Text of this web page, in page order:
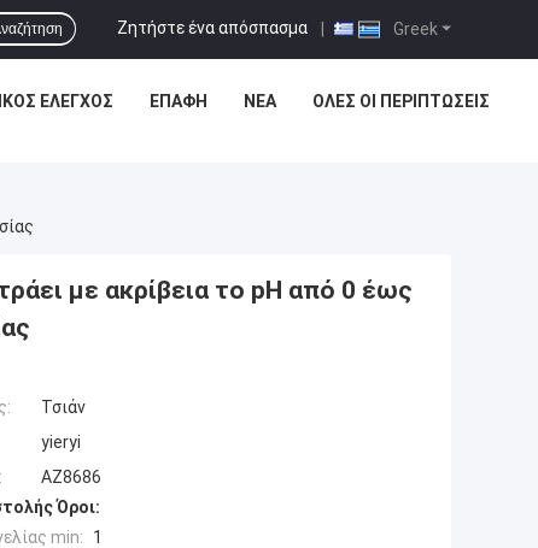
Greek
Ζητήστε ένα απόσπασμα |
ΈΛΕΓΧΟΣ ΕΠΑΦΉ ΝΈΑ ΌΛΕΣ ΟΙ ΠΕΡΙΠΤΏΣΕΙΣ
με ακρίβεια το pH από 0 έως
Τσιάν
yieryi
AZ8686
Όροι:
min:
1